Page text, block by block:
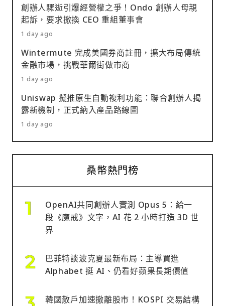
創辦人驟逝引爆經營權之爭！Ondo 創辦人母親
起訴，要求撤換 CEO 重組董事會
1 day ago
Wintermute 完成美國券商註冊，擴大布局傳統
金融市場，挑戰華爾街做市商
1 day ago
Uniswap 擬推原生自動複利功能：聯合創辦人揭
露新機制，正式納入產品路線圖
1 day ago
桑幣熱門榜
OpenAI共同創辦人實測 Opus 5：給一
段《魔戒》文字，AI 花 2 小時打造 3D 世
界
巴菲特談波克夏最新布局：主導買進
Alphabet 挺 AI、仍看好蘋果長期價值
韓國散戶加速撤離股市！KOSPI 交易結構